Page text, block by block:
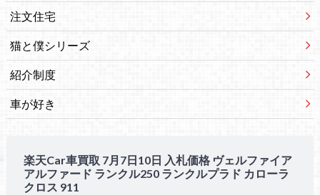
注文住宅
猫と僕シリーズ
紹介制度
車が好き
楽天Car車買取 7月7日10日 入札価格 ヴェルファイア
アルファード ランクル250 ランクルプラド カローラ
クロス 911